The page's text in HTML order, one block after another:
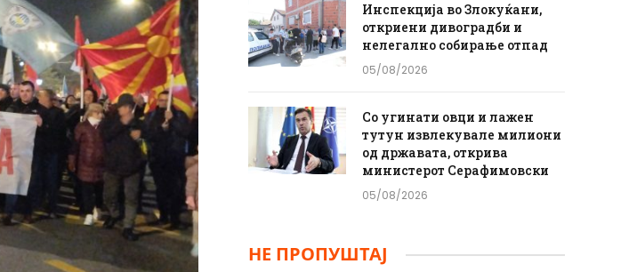
Инспекција во Злокуќани,
откриени дивоградби и
нелегално собирање отпад
05/08/2026
Со угинати овци и лажен
тутун извлекувале милиони
од државата, открива
министерот Серафимовски
05/08/2026
НЕ ПРОПУШТАЈ